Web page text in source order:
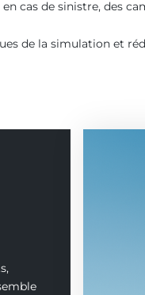
cas de sinistre, des
de la simulation et